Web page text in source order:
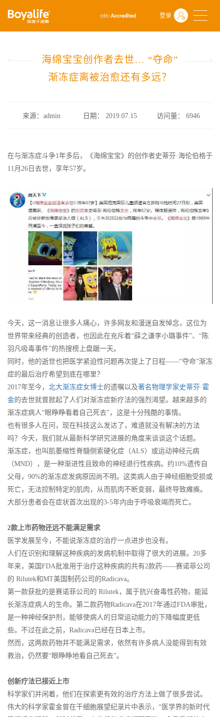
登录
首页 什么是干细胞
前沿动态
海绵宝宝创作者去世… “夺命”渐冻症离被治愈还有多远？
海绵宝宝创作者去世… “夺命”
渐冻症离被治愈还有多远？
来源：admin 日期： 2019.07.15 访问量：6946
在与渐冻症斗争1年多后，《海绵宝宝》的创作者史蒂芬·海伦伯格于
11月26日去世，享年57岁。
今天，这一消息让很多人痛心，许多网友和漫迷自发悼念，这位为
世界带来经典的创造者，也因此在充斥着“薛之谦李小璐事件”、“陈
羽凡吸毒事件”的热搜榜上盘踞一天。
同时，他的逝世也把医学紧迫性问题再次提上了日程——“夺命”渐冻
症的最后治疗希望到底在哪里？
2017年至今， 北大渐冻症女博士的遗嘱以及著名物理学家史蒂芬·霍
金的去世就曾掀起了人们对渐冻症新疗法的强烈渴望。越来越多的
渐冻症病人“眼睁睁看着自己死去”，这是十分残酷的事情。
也有很多人在问，现在科技这么发达了，难道就没有解决的方法
吗？今天，我们就从最新科学研究进展的角度来谈谈这个话题。
渐冻症，也叫肌萎缩性脊髓侧索硬化症（ALS）或运动神经元病
（MND），是一种渐进性且致命的神经退行性疾病。约10%遗传自
父母，90%的渐冻症发病原因尚不明。这类病人由于神经细胞受损或
死亡，无法控制特定的肌肉，从而肌肉不断变弱，最终导致瘫痪。
大部分患者会在症状首次出现的3-5年内由于呼吸衰竭而死亡。
2款上市药物还远不能满足需求
医学发展至今，不能说渐冻症的治疗一点进步也没有。
人们在识别和理解这种疾病的发病机制中取得了很大的进展。20多
年来，美国FDA批准用于治疗这种疾病的共有2款药——赛诺菲公司
的 Rilutek和MT美国制药公司的Radicava。
第一款获批的是赛诺菲公司的 Rilutek，属于抗兴奋毒性药物，能延
长渐冻症病人的生命。第二款药物Radicava在2017年通过FDA审批，
是一种神经保护剂，能够使病人的日常运动能力的下降幅度更低
些。不过在此之前，Radicava已经在日本上市。
然而，这两款药物并不能满足需求，依然有许多病人没能得到有效
救治，仍然要“眼睁睁地看自己死去”。
创新疗法已接近上市
科学家们并闲着，他们在探索更有效的治疗方法上做了很多尝试。
伟大的科学家霍金曾在干细胞展望纪录片中表示，“医学界的新时代